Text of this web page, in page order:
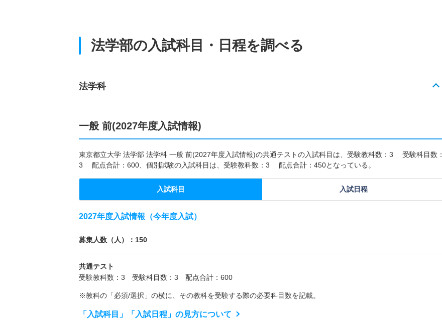
法学部の入試科目・日程を調べる
法学科
一般 前(2027年度入試情報)
東京都立大学 法学部 法学科 一般 前(2027年度入試情報)の共通テストの入試科目は、受験教科数：3 受験科目数：
3 配点合計：600、個別試験の入試科目は、受験教科数：3 配点合計：450となっている。
入試科目 入試日程
2027年度入試情報（今年度入試）
募集人数（人）：150
共通テスト
受験教科数：3 受験科目数：3 配点合計：600
※教科の「必須/選択」の横に、その教科を受験する際の必要科目数を記載。
「入試科目」「入試日程」の見方について